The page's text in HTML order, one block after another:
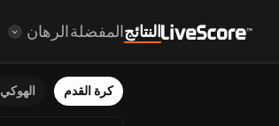
النتائجالمفضلةالرهان
كرة القدم الهوكي